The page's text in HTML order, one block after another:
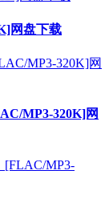
网盘下载
MP3-320K]网